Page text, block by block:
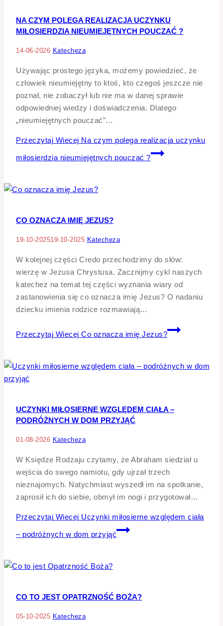
NA CZYM POLEGA REALIZACJA UCZYNKU
MIŁOSIERDZIA NIEUMIEJĘTNYCH POUCZAĆ ?
14-06-2026 Katecheza
Używając prostego języka, możemy powiedzieć, że
człowiek nieumiejętny to ktoś, kto czegoś jeszcze nie
poznał, nie zobaczył lub nie ma w danej sprawie
odpowiedniej wiedzy i doświadczenia. Dlatego
„nieumiejętnych pouczać”…
Przeczytaj Wiecej Na czym polega realizacja uczynku
miłosierdzia nieumiejętnych pouczać ?
CO OZNACZA IMIĘ JEZUS?
19-10-202519-10-2025 Katecheza
W kolejnej części Credo przechodzimy do słów:
wierzę w Jezusa Chrystusa. Zacznijmy cykl naszych
katechez na temat tej części wyznania wiary od
zastanowienia się co oznacza imię Jezus? O nadaniu
dziecku imienia rodzice rozmawiają…
Przeczytaj Wiecej Co oznacza imię Jezus?
UCZYNKI MIŁOSIERNE WZGLĘDEM CIAŁA –
PODRÓŻNYCH W DOM PRZYJĄĆ
01-08-2026 Katecheza
W Księdze Rodzaju czytamy, że Abraham siedział u
wejścia do swego namiotu, gdy ujrzał trzech
nieznajomych. Natychmiast wyszedł im na spotkanie,
zaprosił ich do siebie, obmył im nogi i przygotował…
Przeczytaj Wiecej Uczynki miłosierne względem ciała
– podróżnych w dom przyjąć
CO TO JEST OPATRZNOŚĆ BOŻA?
05-10-2025 Katecheza